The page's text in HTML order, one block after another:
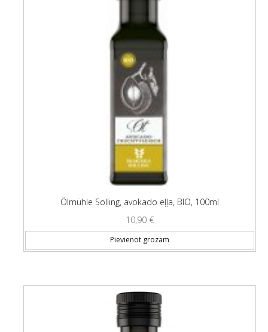
Ölmühle Solling, avokado eļļa, BIO, 100ml
10,90 €
Pievienot grozam